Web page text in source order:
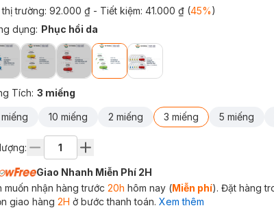
thị trường: 92.000 ₫ - Tiết kiệm: 41.000 ₫(45%)
dụng: Phục hồi da
Tích: 3 miếng
miếng 10 miếng 2 miếng 3 miếng 5 miếng
Giao Nhanh Miễn Phí 2H
muốn nhận hàng trước 20h hôm nay (Miễn phí). Đặt hàng
giao hàng 2H ở bước thanh toán. Xem thêm